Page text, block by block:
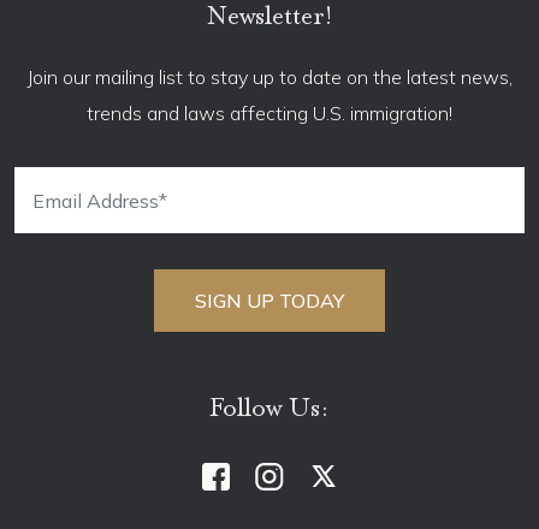
Newsletter!
Join our mailing list to stay up to date on the latest news,
trends and laws affecting U.S. immigration!
Follow Us: